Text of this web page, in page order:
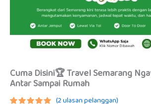
Cuma Disini🏆 Travel Semarang
Antar Sampai Rumah
(2ulasan pelanggan)